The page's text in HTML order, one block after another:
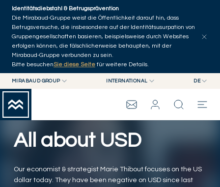
Skip to main content
Identitätsdiebstahl & Betrugsprävention
Die Mirabaud-Gruppe weist die Öffentlichkeit darauf hin, dass
Betrugsversuche, die insbesondere auf der Identitätsusurpation von
Gruppengesellschaften basieren, beispielsweise durch Websites
erfolgen können, die fälschlicherweise behaupten, mit der
Mirabaud-Gruppe verbunden zu sein.
Bitte besuchenSie diese Seite für weitere Details.
MIRABAUD GROUP
MIRABAUD ASSET MANAGEMENT
MIRABAUD INVESTMENTS
INTERNATIONAL
SCHWEIZ
DE
FR
DE
MIRABAUD-GRUPPE
THE VIEW
SERVICES
Startseite
All about USD
Our economist & strategist Marie Thibout focuses on the US
dollar today. They have been negative on USD since last